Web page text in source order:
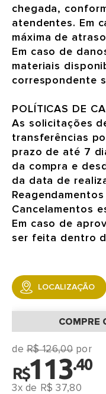
chegada,
atendentes. Em
máxima de
Em caso de
materiais
correspondente
POLÍTICAS DE
As solicitações
transferências
prazo de até 7
da compra e
da data de
Cancelamentos
Em caso de
ser feita dentro
LOCALIZAÇÃO
COMPRE
deR$ 126,00por
R$113.40
3x de R$ 37,80